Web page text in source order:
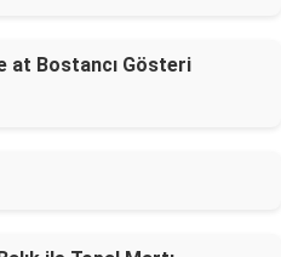
at Bostancı Gösteri